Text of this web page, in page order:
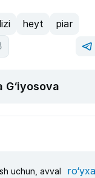
heyt
piar
G‘iyosova
uchun, avval